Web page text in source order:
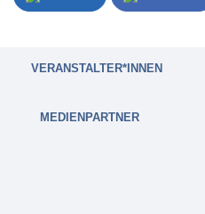
VERANSTALTER*INNEN
MEDIENPARTNER